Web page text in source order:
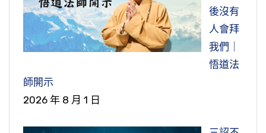
後沒有
人會拜
我們｜
悟道法
師開示
2026 年 8 月 1 日